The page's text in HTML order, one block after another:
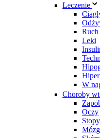
Leczenie
Ruch
Leki
W
Choroby
Oczy
Stopy